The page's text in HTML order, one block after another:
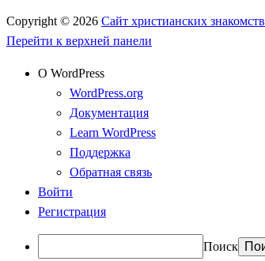
Copyright © 2026 Сайт христианских знакомств
Перейти к верхней панели
О WordPress
WordPress.org
Документация
Learn WordPress
Поддержка
Обратная связь
Войти
Регистрация
Поиск